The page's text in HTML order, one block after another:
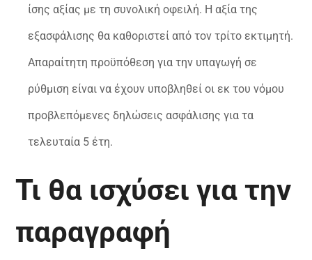
ίσης αξίας με τη συνολική οφειλή. Η αξία της
εξασφάλισης θα καθοριστεί από τον τρίτο εκτιμητή.
Απαραίτητη προϋπόθεση για την υπαγωγή σε
ρύθμιση είναι να έχουν υποβληθεί οι εκ του νόμου
προβλεπόμενες δηλώσεις ασφάλισης για τα
τελευταία 5 έτη.
Τι θα ισχύσει για την
παραγραφή